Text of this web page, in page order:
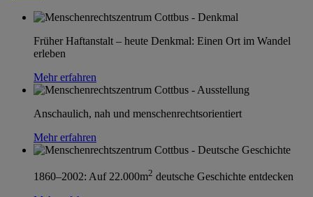
Früher Haftanstalt – heute Denkmal: Einen Ort im Wandel
erleben
Mehr erfahren
Anschaulich, nah und menschenrechtsorientiert
Mehr erfahren
1860–2002: Auf 22.000m2 deutsche Geschichte entdecken